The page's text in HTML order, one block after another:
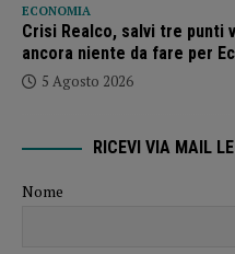
ECONOMIA
Crisi Realco, salvi tre punti
ancora niente da fare per
5 Agosto 2026
RICEVI VIA MAIL
Nome